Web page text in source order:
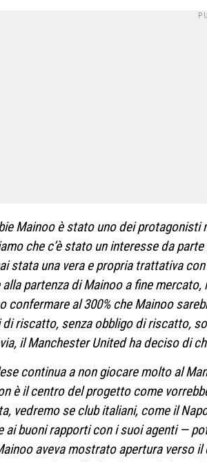
Mainoo è stato uno dei
che c’è stato un interesse da
stata una vera e propria trattativa
partenza di Mainoo a fine
confermare al 300% che Mainoo
riscatto, senza obbligo di riscatto,
il Manchester United ha deciso di
continua a non giocare molto al
è il centro del progetto come
vedremo se club italiani, come il
ai buoni rapporti con i suoi agenti —
aveva mostrato apertura verso